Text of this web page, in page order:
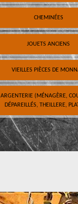
CHEMINÉES
JOUETS ANCIENS
VIEILLES PIÈCES DE
ARGENTERIE (MÉNAGÈRE,
DÉPAREILLÉS, THEILLERE,